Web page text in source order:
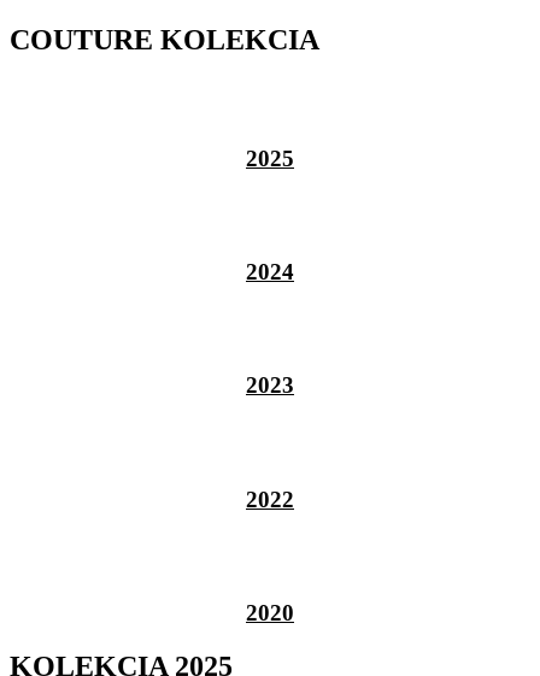
COUTURE KOLEKCIA
2025
2024
2023
2022
2020
KOLEKCIA 2025